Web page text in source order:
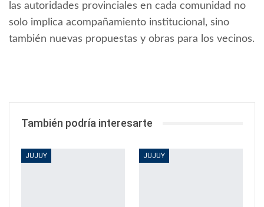
las autoridades provinciales en cada comunidad no
solo implica acompañamiento institucional, sino
también nuevas propuestas y obras para los vecinos.
También podría interesarte
JUJUY JUJUY